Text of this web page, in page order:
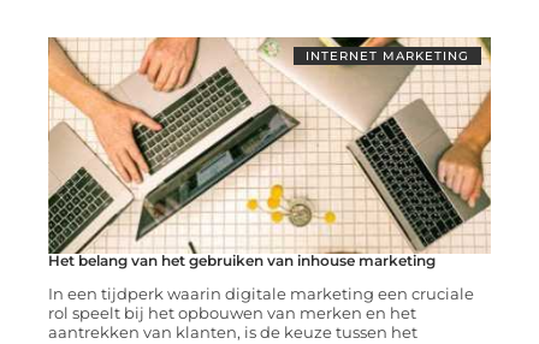
INTERNET MARKETING
Het belang van het gebruiken van inhouse marketing
In een tijdperk waarin digitale marketing een cruciale
rol speelt bij het opbouwen van merken en het
aantrekken van klanten, is de keuze tussen het